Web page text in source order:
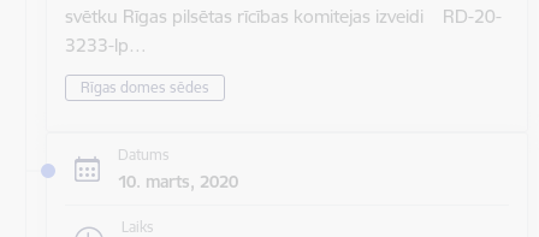
svētku Rīgas pilsētas rīcības komitejas izveidi RD-20-
3233-lp…
Rīgas domes sēdes
Datums
10. marts, 2020
Laiks